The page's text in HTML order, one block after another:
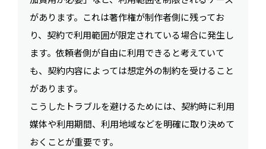
があります。これは著作権が制作者側に残ってお
り、契約で利用範囲が限定されている場合に発生し
ます。依頼者側が自由に利用できると考えていて
も、契約内容によっては想定外の制約を受けること
があります。
こうしたトラブルを避けるためには、契約時に利用
媒体や利用期間、利用地域などを明確に取り決めて
おくことが重要です。